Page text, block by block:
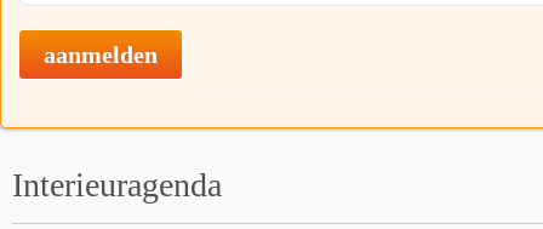
aanmelden
Interieuragenda